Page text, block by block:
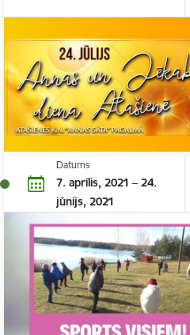
Datums
7. aprīlis, 2021 – 24.
jūnijs, 2021